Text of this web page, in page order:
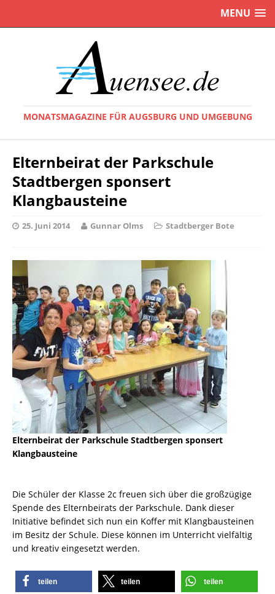
MENU
MONATSMAGAZINE FÜR AUGSBURG UND UMGEBUNG
Elternbeirat der Parkschule
Stadtbergen sponsert
Klangbausteine
25. Juni 2014 Gunnar Olms Stadtberger Bote
Elternbeirat der Parkschule Stadtbergen sponsert
Klangbausteine
Die Schüler der Klasse 2c freuen sich über die großzügige
Spende des Elternbeirats der Parkschule. Dank dieser
Initiative befindet sich nun ein Koffer mit Klangbausteinen
im Besitz der Schule. Diese können im Unterricht vielfältig
und kreativ eingesetzt werden.
teilen teilen teilen